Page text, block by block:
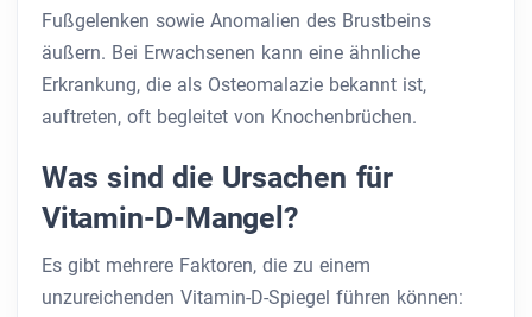
Fußgelenken sowie Anomalien des Brustbeins
äußern. Bei Erwachsenen kann eine ähnliche
Erkrankung, die als Osteomalazie bekannt ist,
auftreten, oft begleitet von Knochenbrüchen.
Was sind die Ursachen für
Vitamin-D-Mangel?
Es gibt mehrere Faktoren, die zu einem
unzureichenden Vitamin-D-Spiegel führen können: